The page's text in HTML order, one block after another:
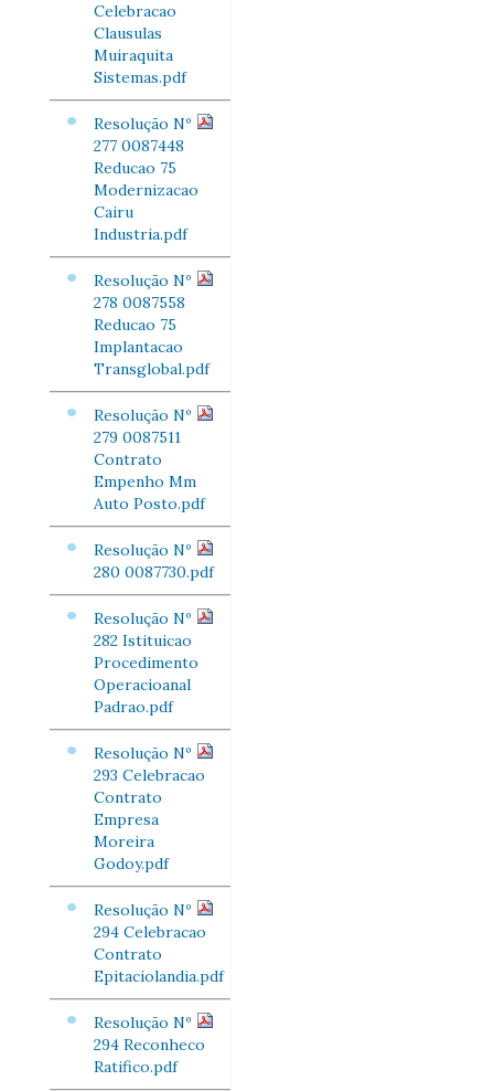
Celebracao
Clausulas
Muiraquita
Sistemas.pdf
Resolução Nº
277 0087448
Reducao 75
Modernizacao
Cairu
Industria.pdf
Resolução Nº
278 0087558
Reducao 75
Implantacao
Transglobal.pdf
Resolução Nº
279 0087511
Contrato
Empenho Mm
Auto Posto.pdf
Resolução Nº
280 0087730.pdf
Resolução Nº
282 Istituicao
Procedimento
Operacioanal
Padrao.pdf
Resolução Nº
293 Celebracao
Contrato
Empresa
Moreira
Godoy.pdf
Resolução Nº
294 Celebracao
Contrato
Epitaciolandia.pdf
Resolução Nº
294 Reconheco
Ratifico.pdf